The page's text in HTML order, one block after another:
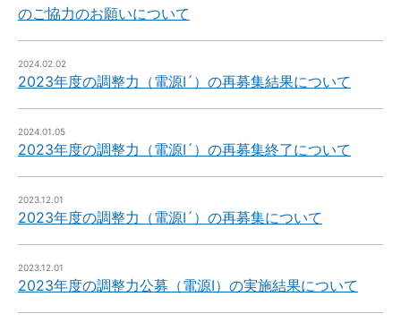
のご協力のお願いについて
2024.02.02
2023年度の調整力（電源Ⅰ´）の再募集結果について
2024.01.05
2023年度の調整力（電源Ⅰ´）の再募集終了について
2023.12.01
2023年度の調整力（電源Ⅰ´）の再募集について
2023.12.01
2023年度の調整力公募（電源Ⅰ）の実施結果について